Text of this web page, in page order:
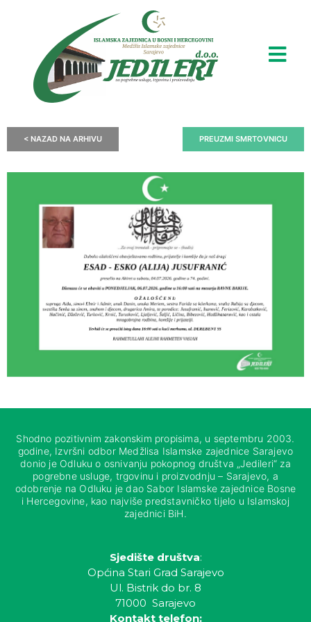
< NAZAD NA ARHIVU PREUZMI SMRTOVNICU
Shodno pozitivnim zakonskim propisima, u septembru 2003.
godine, Izvršni odbor Medžlisa Islamske zajednice Sarajevo
donio je Odluku o osnivanju pokopnog društva „Jedileri“ za
pogrebne usluge, trgovinu i proizvodnju – Sarajevo, a
odobrenje na Odluku je dao Sabor Islamske zajednice Bosne
i Hercegovine, kao najviše predstavničko tijelo u Islamskoj
zajednici BiH.
Sjedište društva:
Općina Stari Grad Sarajevo
Ul. Bistrik do br. 8
71000 Sarajevo
Kontakt telefon: